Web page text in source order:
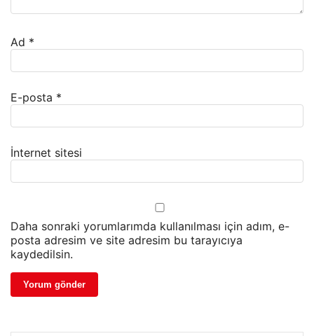
Ad *
E-posta *
İnternet sitesi
Daha sonraki yorumlarımda kullanılması için adım, e-
posta adresim ve site adresim bu tarayıcıya
kaydedilsin.